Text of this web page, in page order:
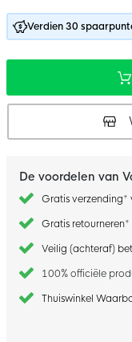
Verdien 30
De voordelen van
Gratis verzending*
Gratis
Veilig (achteraf)
100% officiële
Thuiswinkel